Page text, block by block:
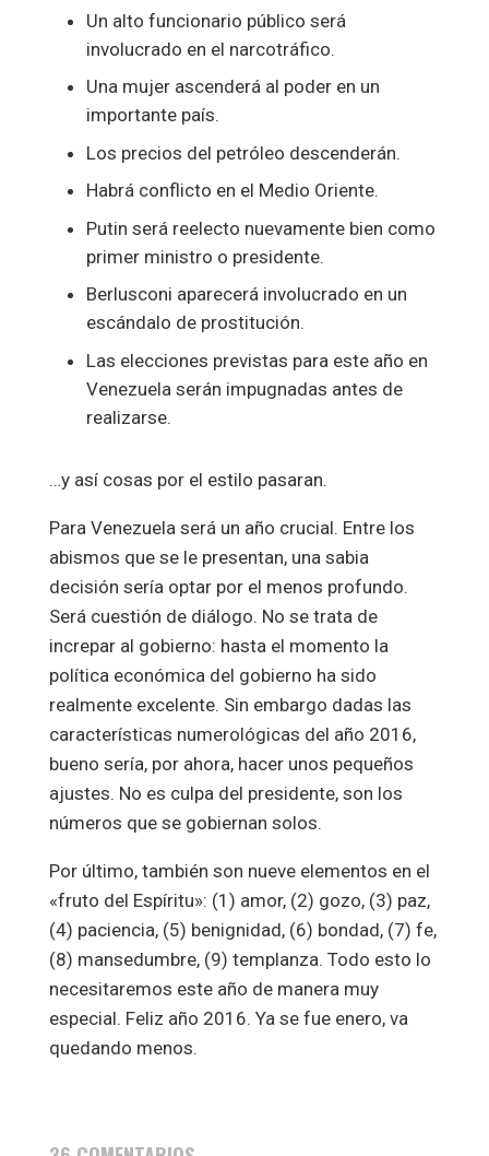
Un alto funcionario público será
involucrado en el narcotráfico.
Una mujer ascenderá al poder en un
importante país.
Los precios del petróleo descenderán.
Habrá conflicto en el Medio Oriente.
Putin será reelecto nuevamente bien como
primer ministro o presidente.
Berlusconi aparecerá involucrado en un
escándalo de prostitución.
Las elecciones previstas para este año en
Venezuela serán impugnadas antes de
realizarse.
…y así cosas por el estilo pasaran.
Para Venezuela será un año crucial. Entre los
abismos que se le presentan, una sabia
decisión sería optar por el menos profundo.
Será cuestión de diálogo. No se trata de
increpar al gobierno: hasta el momento la
política económica del gobierno ha sido
realmente excelente. Sin embargo dadas las
características numerológicas del año 2016,
bueno sería, por ahora, hacer unos pequeños
ajustes. No es culpa del presidente, son los
números que se gobiernan solos.
Por último, también son nueve elementos en el
«fruto del Espíritu»: (1) amor, (2) gozo, (3) paz,
(4) paciencia, (5) benignidad, (6) bondad, (7) fe,
(8) mansedumbre, (9) templanza. Todo esto lo
necesitaremos este año de manera muy
especial. Feliz año 2016. Ya se fue enero, va
quedando menos.